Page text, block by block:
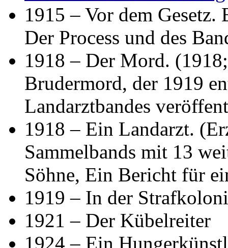
1915 – Vor dem Gesetz.
Der Process und des
1918 – Der Mord.
Brudermord, der 1919
Landarztbandes
1918 – Ein Landarzt.
Sammelbands mit 13
Söhne, Ein Bericht für
1919 – In der
1921 – Der Kübelreiter
1924 – Ein